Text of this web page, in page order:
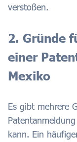
verstoßen.
2. Gründe
einer
Mexiko
Es gibt mehrere
kann. Ein